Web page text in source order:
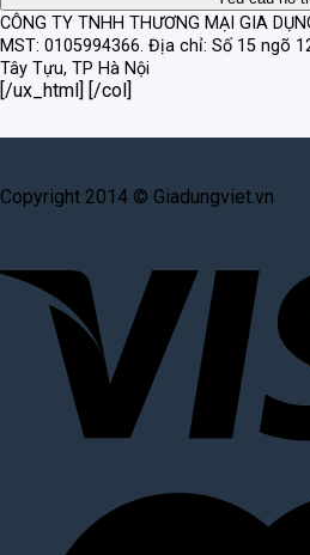
CÔNG TY TNHH THƯƠNG MẠI GIA
MST: 0105994366. Địa chỉ: Số 15 ngõ
Tây Tựu, TP Hà Nội
[/ux_html] [/col]
Copyright 2014 © Giadungviet.vn